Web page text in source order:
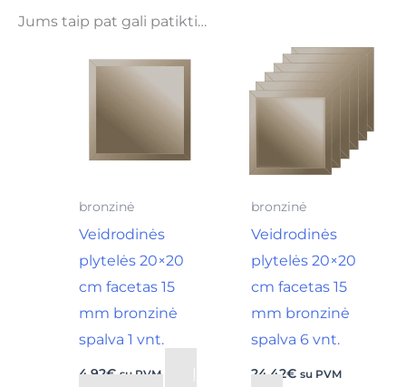
Jums taip pat gali patikti…
bronzinė
Veidrodinės
plytelės 20×20
cm facetas 15
mm bronzinė
spalva 1 vnt.
4,92€ su PVM
bronzinė
Veidrodinės
plytelės 20×20
cm facetas 15
mm bronzinė
spalva 6 vnt.
24,42€ su PVM